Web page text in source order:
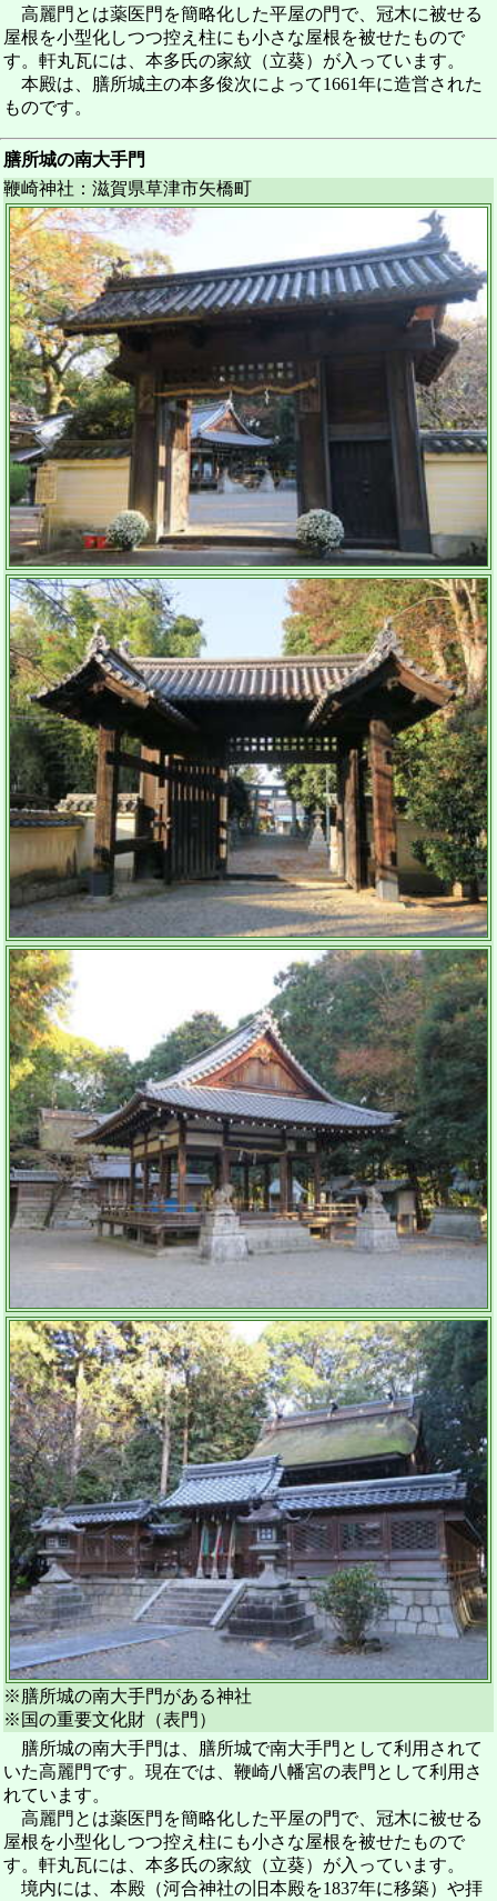
高麗門とは薬医門を簡略化した平屋の門で、冠木に被せる
屋根を小型化しつつ控え柱にも小さな屋根を被せたもので
す。軒丸瓦には、本多氏の家紋（立葵）が入っています。
本殿は、膳所城主の本多俊次によって1661年に造営された
ものです。
膳所城の南大手門
鞭崎神社：滋賀県草津市矢橋町
※膳所城の南大手門がある神社
※国の重要文化財（表門）
膳所城の南大手門は、膳所城で南大手門として利用されて
いた高麗門です。現在では、鞭崎八幡宮の表門として利用さ
れています。
高麗門とは薬医門を簡略化した平屋の門で、冠木に被せる
屋根を小型化しつつ控え柱にも小さな屋根を被せたもので
す。軒丸瓦には、本多氏の家紋（立葵）が入っています。
境内には、本殿（河合神社の旧本殿を1837年に移築）や拝